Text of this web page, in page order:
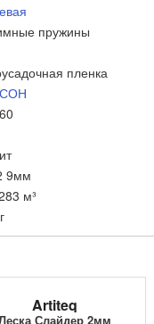
пружины
пленка
9мм
м³
Artiteq
Слайдер 2мм